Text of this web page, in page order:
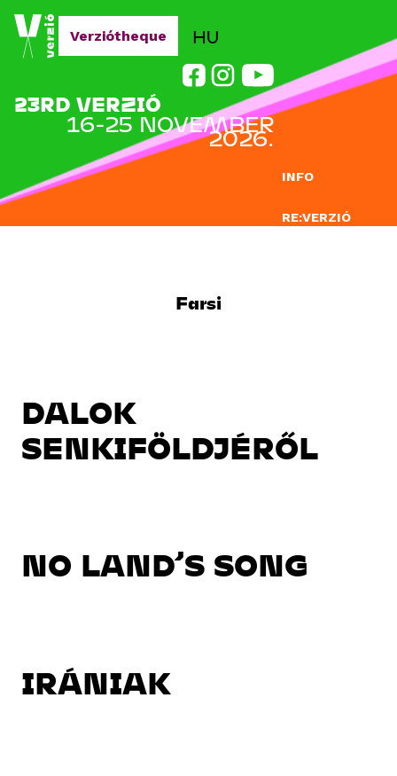
Jump to navigation
INFO
RE:VERZIÓ
HU
23RD VERZIÓ
16-25 NOVEMBER
2026.
Verziótheque
Farsi
DALOK
SENKIFÖLDJÉRŐL
NO LAND’S SONG
IRÁNIAK